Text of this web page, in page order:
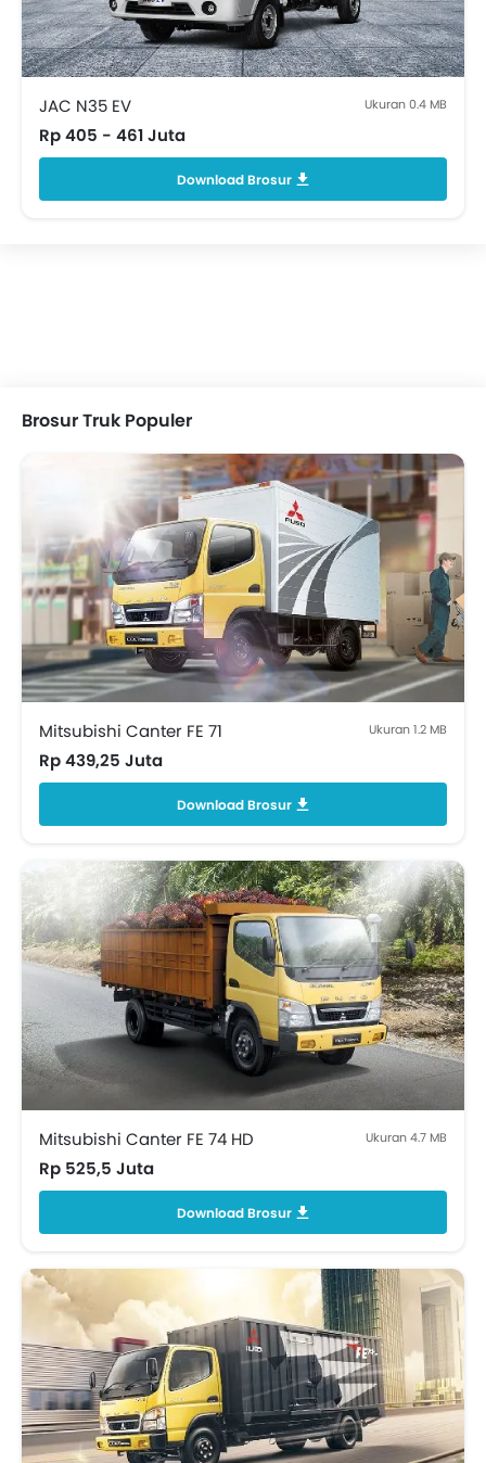
JAC N35 EV Ukuran 0.4 MB
Rp 405 - 461 Juta
Download Brosur
Brosur Truk Populer
Mitsubishi Canter FE 71 Ukuran 1.2 MB
Rp 439,25 Juta
Download Brosur
Mitsubishi Canter FE 74 HD Ukuran 4.7 MB
Rp 525,5 Juta
Download Brosur